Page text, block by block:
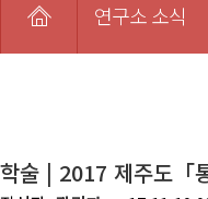
연구소 소식
학술 | 2017 제주도「